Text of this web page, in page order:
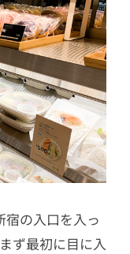
宿の入口を入っ
ず最初に目に入